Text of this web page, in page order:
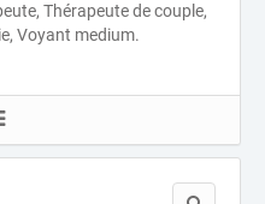
Thérapeute de couple,
Voyant medium.